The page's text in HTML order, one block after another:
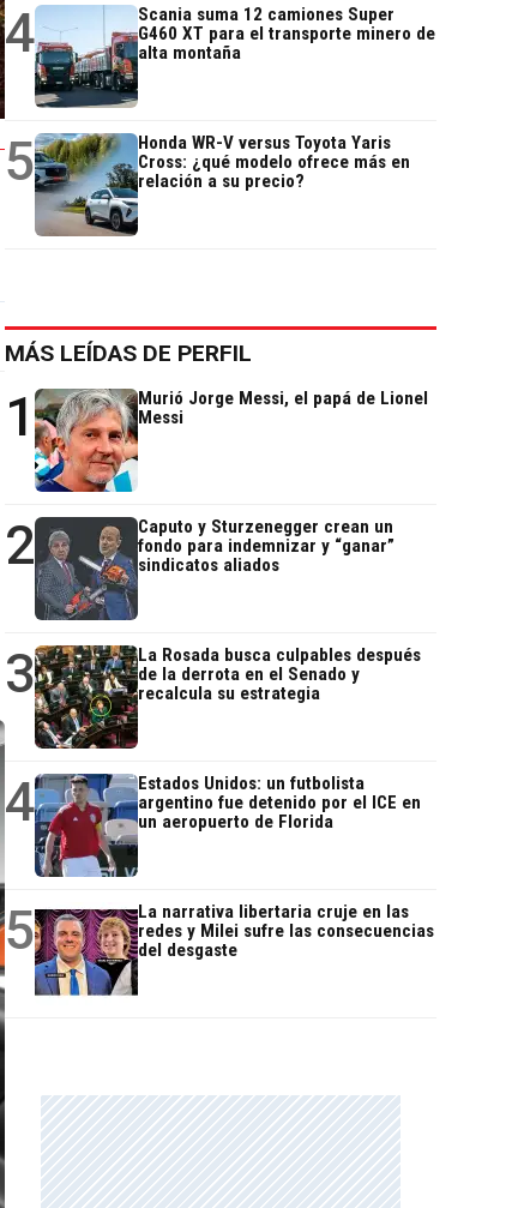
4
Scania suma 12 camiones Super
G460 XT para el transporte minero de
alta montaña
5
Honda WR-V versus Toyota Yaris
Cross: ¿qué modelo ofrece más en
relación a su precio?
MÁS LEÍDAS DE PERFIL
1
Murió Jorge Messi, el papá de Lionel
Messi
2
Caputo y Sturzenegger crean un
fondo para indemnizar y “ganar”
sindicatos aliados
3
La Rosada busca culpables después
de la derrota en el Senado y
recalcula su estrategia
4
Estados Unidos: un futbolista
argentino fue detenido por el ICE en
un aeropuerto de Florida
5
La narrativa libertaria cruje en las
redes y Milei sufre las consecuencias
del desgaste